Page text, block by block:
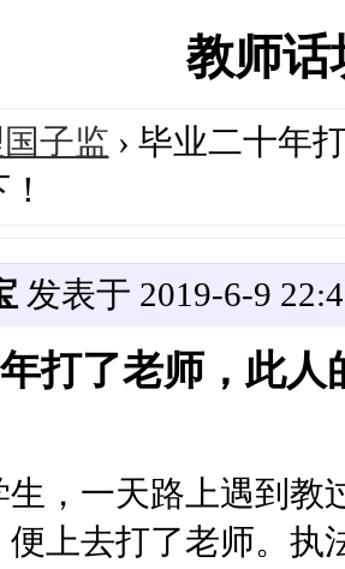
教师话
子监 › 毕业二十年
发表于 2019-6-9
打了老师，此
，一天路上遇到教
便上去打了老师。执